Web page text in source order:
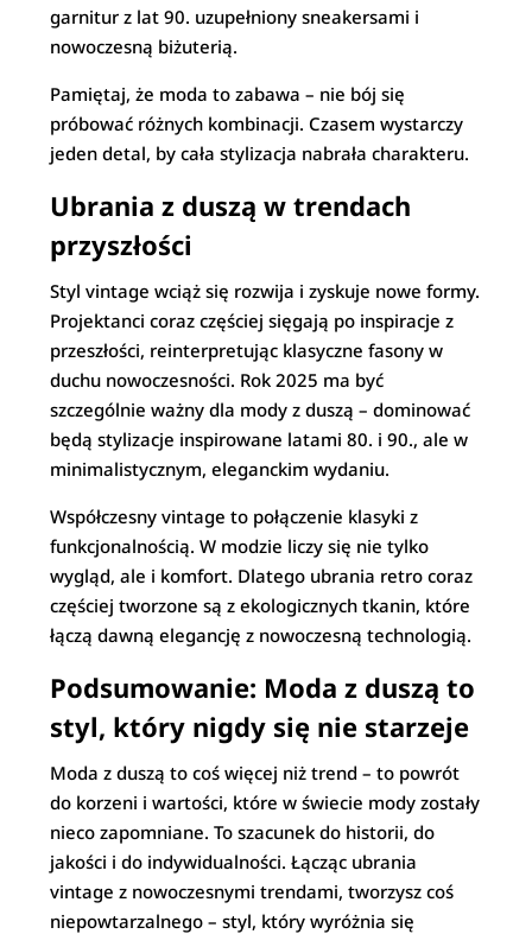
garnitur z lat 90. uzupełniony sneakersami i
nowoczesną biżuterią.
Pamiętaj, że moda to zabawa – nie bój się
próbować różnych kombinacji. Czasem wystarczy
jeden detal, by cała stylizacja nabrała charakteru.
Ubrania z duszą w trendach
przyszłości
Styl vintage wciąż się rozwija i zyskuje nowe formy.
Projektanci coraz częściej sięgają po inspiracje z
przeszłości, reinterpretując klasyczne fasony w
duchu nowoczesności. Rok 2025 ma być
szczególnie ważny dla mody z duszą – dominować
będą stylizacje inspirowane latami 80. i 90., ale w
minimalistycznym, eleganckim wydaniu.
Współczesny vintage to połączenie klasyki z
funkcjonalnością. W modzie liczy się nie tylko
wygląd, ale i komfort. Dlatego ubrania retro coraz
częściej tworzone są z ekologicznych tkanin, które
łączą dawną elegancję z nowoczesną technologią.
Podsumowanie: Moda z duszą to
styl, który nigdy się nie starzeje
Moda z duszą to coś więcej niż trend – to powrót
do korzeni i wartości, które w świecie mody zostały
nieco zapomniane. To szacunek do historii, do
jakości i do indywidualności. Łącząc ubrania
vintage z nowoczesnymi trendami, tworzysz coś
niepowtarzalnego – styl, który wyróżnia się